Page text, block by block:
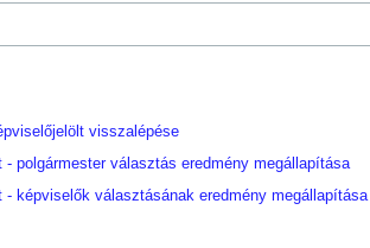
visszalépése
- polgármester választás eredmény megállapítása
- képviselők választásának eredmény megállapítása